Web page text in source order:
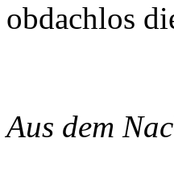
obdachlos
Aus dem